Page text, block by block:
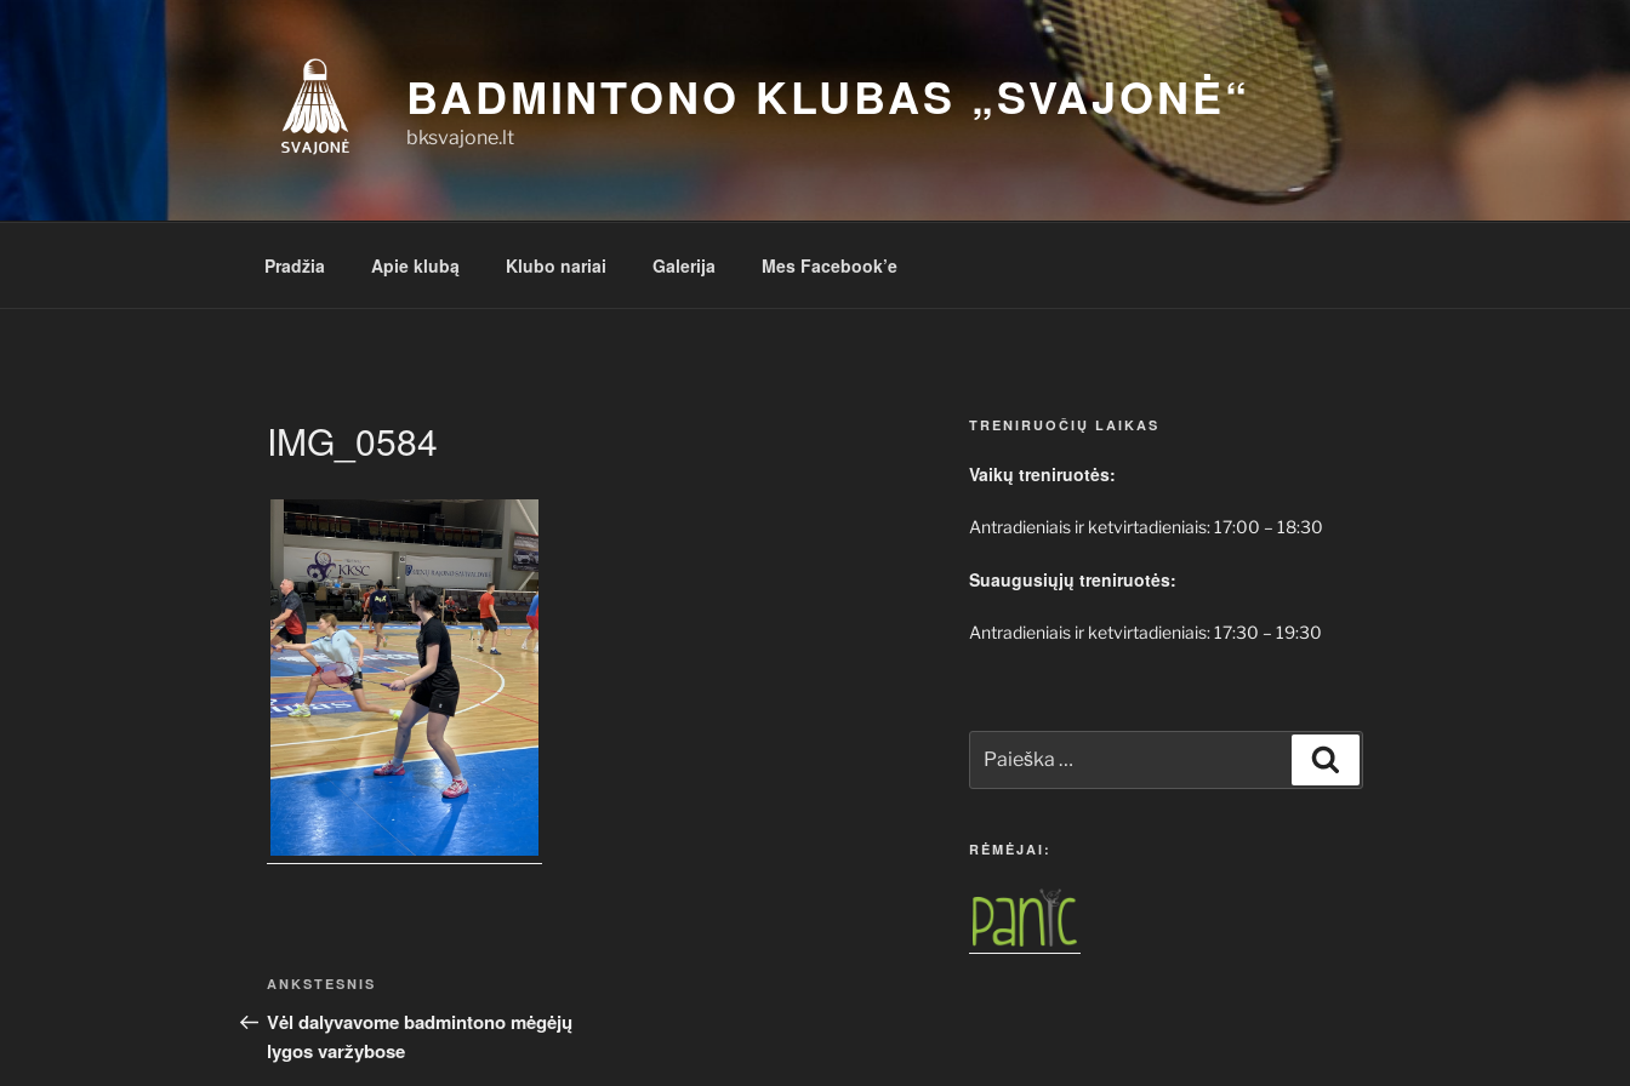
BADMINTONO KLUBAS „SVAJONĖ“
bksvajone.lt
Pradžia Apie klubą Klubo nariai Galerija Mes Facebook’e
IMG_0584
Navigacija
tarp
įrašų
Ankstesnis
įrašas
ANKSTESNIS
Vėl dalyvavome badmintono mėgėjų
lygos varžybose
TRENIRUOČIŲ LAIKAS
Vaikų treniruotės:
Antradieniais ir ketvirtadieniais: 17:00 – 18:30
Suaugusiųjų treniruotės:
Antradieniais ir ketvirtadieniais: 17:30 – 19:30
RĖMĖJAI: